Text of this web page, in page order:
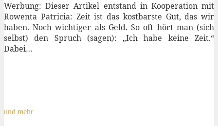
Werbung: Dieser Artikel entstand in Kooperation mit
Rowenta Patricia: Zeit ist das kostbarste Gut, das wir
haben. Noch wichtiger als Geld. So oft hört man (sich
selbst) den Spruch (sagen): „Ich habe keine Zeit.“
Dabei…
und mehr